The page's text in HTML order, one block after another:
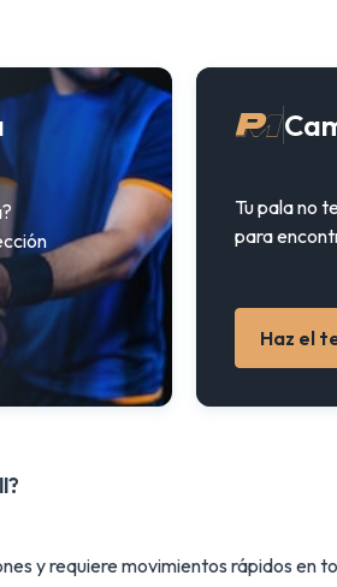
Tu pala no
para
Haz el
y requiere movimientos rápidos en